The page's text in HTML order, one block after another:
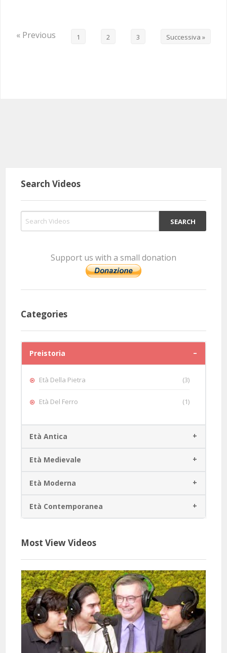
« Previous 1 2 3 Successiva »
Search Videos
Support us with a small donation
Categories
Preistoria
Età Della Pietra (3)
Età Del Ferro (1)
Età Antica
Età Medievale
Età Moderna
Età Contemporanea
Most View Videos